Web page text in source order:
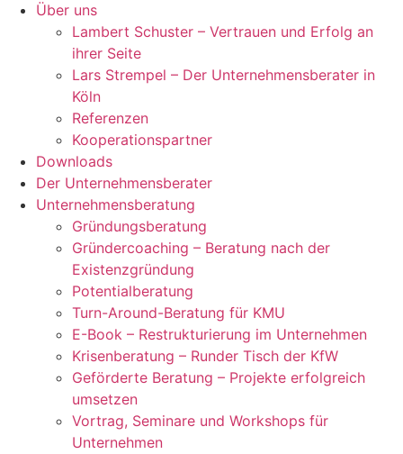
Über uns
Lambert Schuster – Vertrauen und Erfolg an
ihrer Seite
Lars Strempel – Der Unternehmensberater in
Köln
Referenzen
Kooperationspartner
Downloads
Der Unternehmensberater
Unternehmensberatung
Gründungsberatung
Gründercoaching – Beratung nach der
Existenzgründung
Potentialberatung
Turn-Around-Beratung für KMU
E-Book – Restrukturierung im Unternehmen
Krisenberatung – Runder Tisch der KfW
Geförderte Beratung – Projekte erfolgreich
umsetzen
Vortrag, Seminare und Workshops für
Unternehmen